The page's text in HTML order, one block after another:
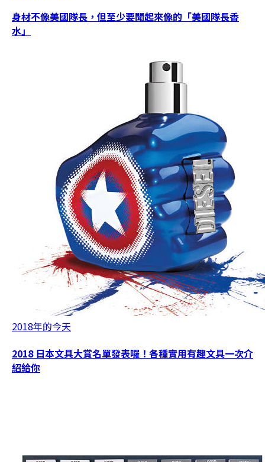
身材不像美國隊長，但至少要聞起來像的「美國隊長香
水」
2018年的今天
2018 日本文具大賞名單發表囉！各種實用有趣文具一次介
紹給你